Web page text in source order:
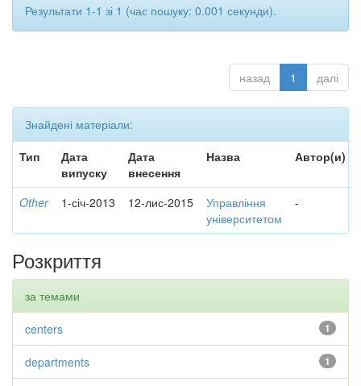
Результати 1-1 зі 1 (час пошуку: 0.001 секунди).
назад 1 далі
Знайдені матеріали:
Тип
Дата
випуску
Дата
внесення
Назва Автор(и)
Other 1-січ-2013 12-лис-2015
Управління
університетом
-
Розкриття
за темами
1
centers
1
departments